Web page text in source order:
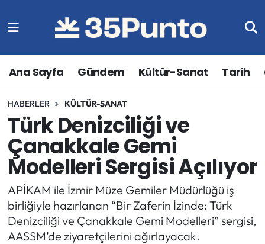
Ana Sayfa Gündem Kültür-Sanat Tarih
HABERLER KÜLTÜR-SANAT
Türk Denizciliği ve
Çanakkale Gemi
Modelleri Sergisi Açılıyor
APİKAM ile İzmir Müze Gemiler Müdürlüğü iş
birliğiyle hazırlanan “Bir Zaferin İzinde: Türk
Denizciliği ve Çanakkale Gemi Modelleri” sergisi,
AASSM’de ziyaretçilerini ağırlayacak.